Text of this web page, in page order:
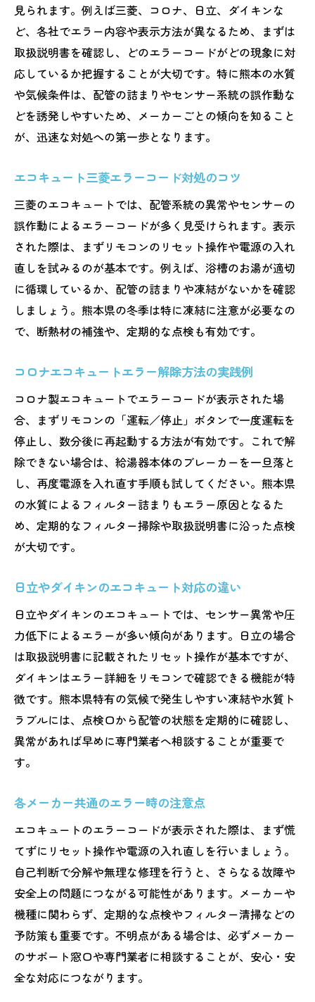
見られます。例えば三菱、コロナ、日立、ダイキンな
ど、各社でエラー内容や表示方法が異なるため、まずは
取扱説明書を確認し、どのエラーコードがどの現象に対
応しているか把握することが大切です。特に熊本の水質
や気候条件は、配管の詰まりやセンサー系統の誤作動な
どを誘発しやすいため、メーカーごとの傾向を知ること
が、迅速な対処への第一歩となります。
エコキュート三菱エラーコード対処のコツ
三菱のエコキュートでは、配管系統の異常やセンサーの
誤作動によるエラーコードが多く見受けられます。表示
された際は、まずリモコンのリセット操作や電源の入れ
直しを試みるのが基本です。例えば、浴槽のお湯が適切
に循環しているか、配管の詰まりや凍結がないかを確認
しましょう。熊本県の冬季は特に凍結に注意が必要なの
で、断熱材の補強や、定期的な点検も有効です。
コロナエコキュートエラー解除方法の実践例
コロナ製エコキュートでエラーコードが表示された場
合、まずリモコンの「運転／停止」ボタンで一度運転を
停止し、数分後に再起動する方法が有効です。これで解
除できない場合は、給湯器本体のブレーカーを一旦落と
し、再度電源を入れ直す手順も試してください。熊本県
の水質によるフィルター詰まりもエラー原因となるた
め、定期的なフィルター掃除や取扱説明書に沿った点検
が大切です。
日立やダイキンのエコキュート対応の違い
日立やダイキンのエコキュートでは、センサー異常や圧
力低下によるエラーが多い傾向があります。日立の場合
は取扱説明書に記載されたリセット操作が基本ですが、
ダイキンはエラー詳細をリモコンで確認できる機能が特
徴です。熊本県特有の気候で発生しやすい凍結や水質ト
ラブルには、点検口から配管の状態を定期的に確認し、
異常があれば早めに専門業者へ相談することが重要で
す。
各メーカー共通のエラー時の注意点
エコキュートのエラーコードが表示された際は、まず慌
てずにリセット操作や電源の入れ直しを行いましょう。
自己判断で分解や無理な修理を行うと、さらなる故障や
安全上の問題につながる可能性があります。メーカーや
機種に関わらず、定期的な点検やフィルター清掃などの
予防策も重要です。不明点がある場合は、必ずメーカー
のサポート窓口や専門業者に相談することが、安心・安
全な対応につながります。